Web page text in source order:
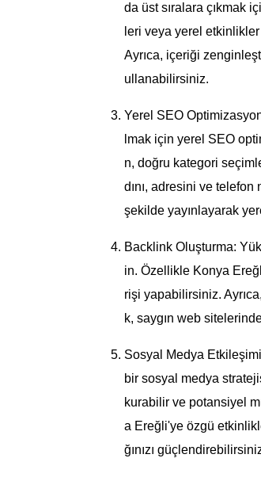
da üst sıralara çıkmak
leri veya yerel
Ayrıca, içeriği
ullanabilirsiniz.
Yerel SEO
lmak için yerel SEO
n, doğru kategori
dını, adresini ve
şekilde yayınlayarak
Backlink Oluşturma:
in. Özellikle Konya
rişi yapabilirsiniz.
k, saygın web
Sosyal Medya
bir sosyal medya
kurabilir ve potansiyel
a Ereğli'ye özgü
ğınızı